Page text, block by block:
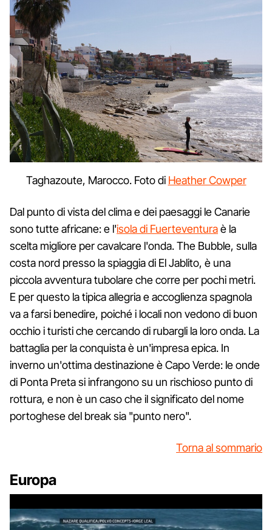
Taghazoute, Marocco. Foto di Heather Cowper
Dal punto di vista del clima e dei paesaggi le Canarie
sono tutte africane: e l'isola di Fuerteventuraè la
scelta migliore per cavalcare l'onda. The Bubble, sulla
costa nord presso la spiaggia di El Jablito, è una
piccola avventura tubolare che corre per pochi metri.
E per questo la tipica allegria e accoglienza spagnola
va a farsi benedire, poiché i locali non vedono di buon
occhio i turisti che cercando di rubargli la loro onda. La
battaglia per la conquista è un'impresa epica. In
inverno un'ottima destinazione è Capo Verde: le onde
di Ponta Preta si infrangono su un rischioso punto di
rottura, e non è un caso che il significato del nome
portoghese del break sia "punto nero".
Torna al sommario
Europa